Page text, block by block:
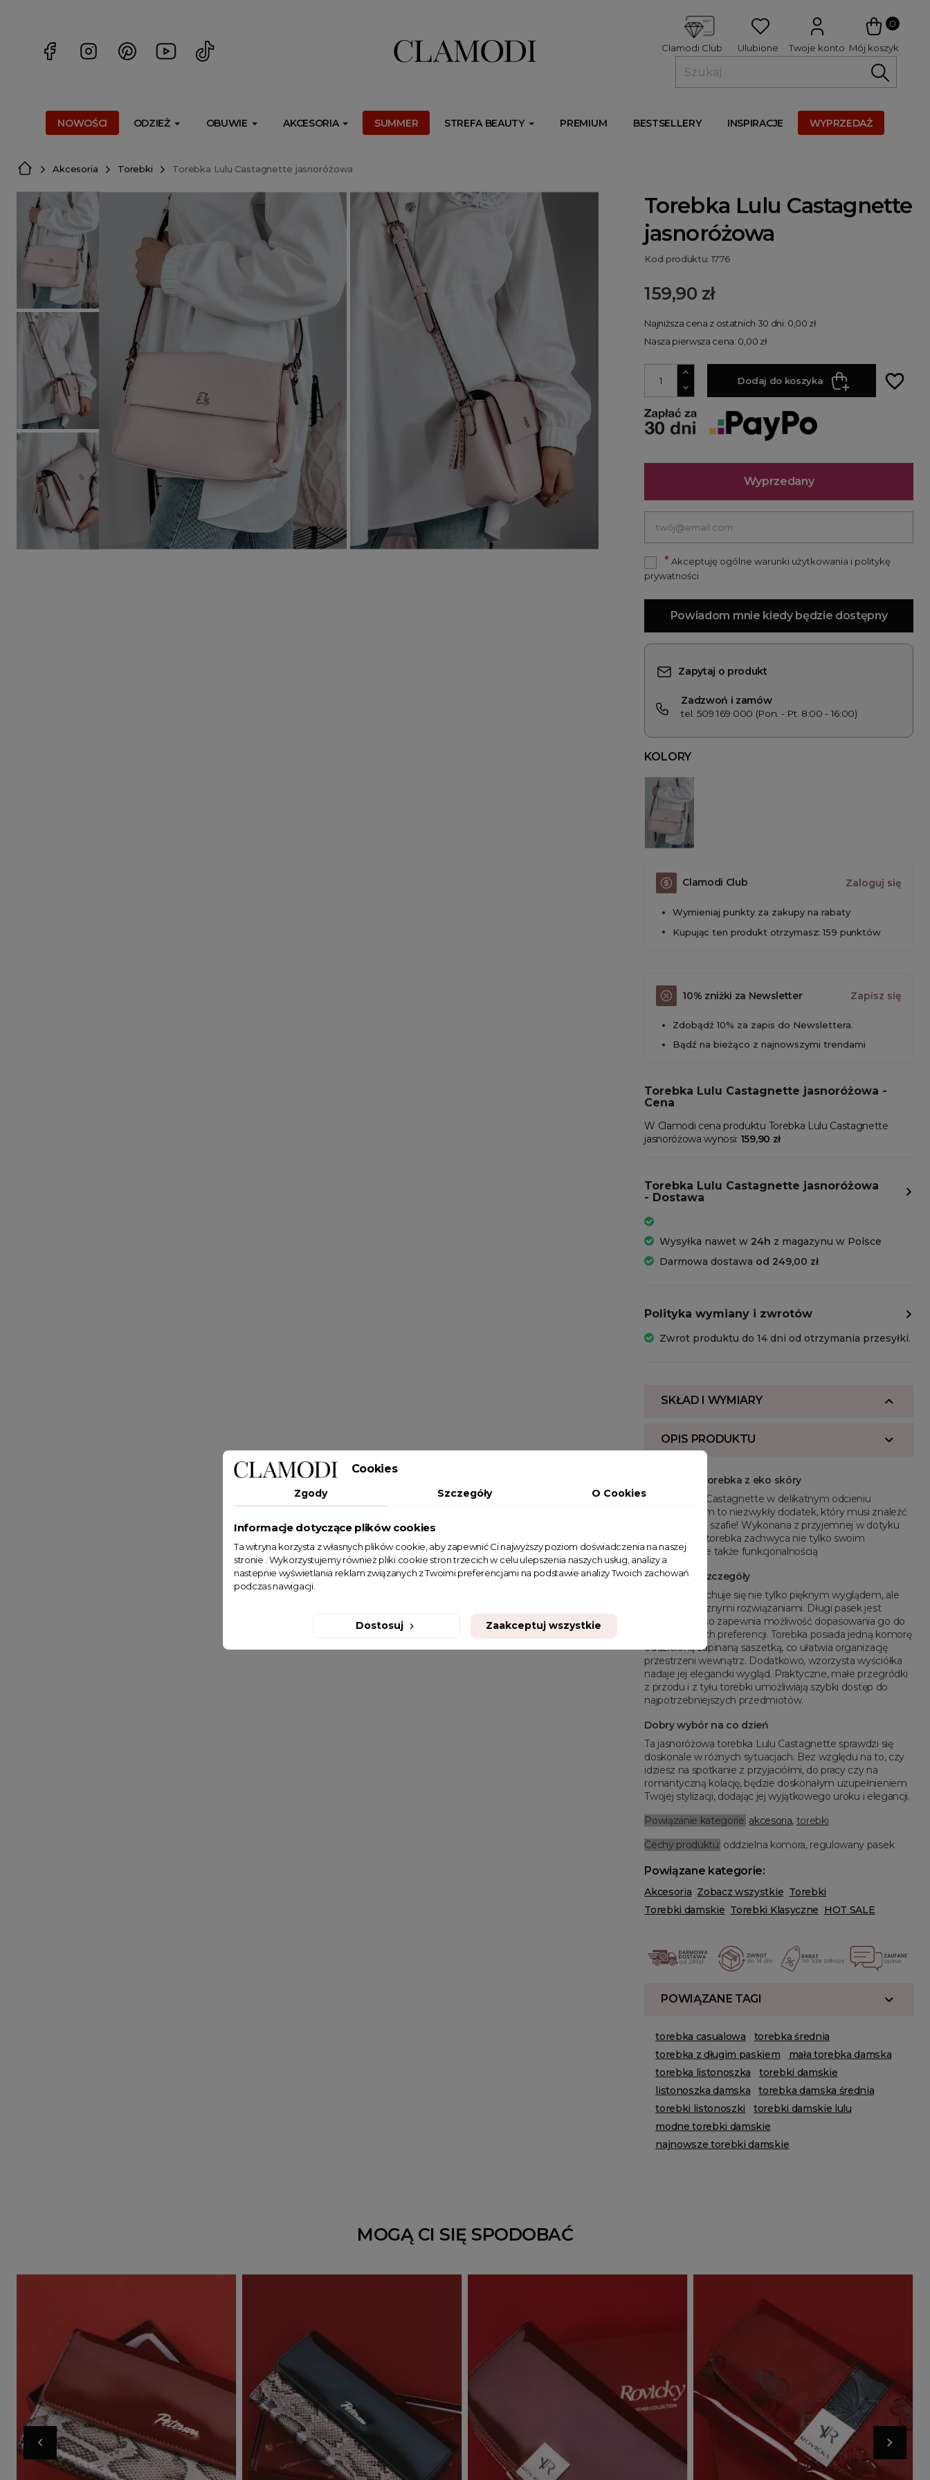
0
Mój koszyk
Twoje konto
Ulubione
Clamodi Club
NOWOŚCI ODZIEŻ OBUWIE AKCESORIA SUMMER STREFA BEAUTY PREMIUM BESTSELLERY INSPIRACJE WYPRZEDAŻ
Akcesoria Torebki Torebka Lulu Castagnette jasnoróżowa
Torebka Lulu Castagnette
jasnoróżowa
Kod produktu: 1776
159,90 zł
Najniższa cena z ostatnich 30 dni: 0,00 zł
Nasza pierwsza cena: 0,00 zł
Dodaj do koszyka favorite_border
Wyprzedany
* Akceptuję ogólne warunki użytkowania i politykę
prywatności
Powiadom mnie kiedy będzie dostępny
Zapytaj o produkt
Zadzwoń i zamów
tel. 509 169 000 (Pon. - Pt. 8:00 - 16:00)
KOLORY
Clamodi Club Zaloguj się
Wymieniaj punkty za zakupy na rabaty
Kupując ten produkt otrzymasz: 159 punktów
10% zniżki za Newsletter Zapisz się
Zdobądź 10% za zapis do Newslettera.
Bądź na bieżąco z najnowszymi trendami
Torebka Lulu Castagnette jasnoróżowa -
Cena
W Clamodi cena produktu Torebka Lulu Castagnette
jasnoróżowa wynosi: 159,90 zł
Torebka Lulu Castagnette jasnoróżowa
- Dostawa
Wysyłka nawet w 24h z magazynu w Polsce
Darmowa dostawa od 249,00 zł
Polityka wymiany i zwrotów
Zwrot produktu do 14 dni od otrzymania przesyłki.
SKŁAD I WYMIARY
OPIS PRODUKTU
Wyjątkowa torebka z eko skóry
Torebka Lulu Castagnette w delikatnym odcieniu
Jasnoróżowym to niezwykły dodatek, który musi znaleźć
się w kobiecej szafie! Wykonana z przyjemnej w dotyku
eko-skóry, ta torebka zachwyca nie tylko swoim
wyglądem, ale także funkcjonalnością
wyjątkowe szczegóły
Model ten cechuje się nie tylko pięknym wyglądem, ale
także praktycznymi rozwiązaniami. Długi pasek jest
regulowany, co zapewnia możliwość dopasowania go do
indywidualnych preferencji. Torebka posiada jedną komorę
oddzieloną zapinaną saszetką, co ułatwia organizację
przestrzeni wewnątrz. Dodatkowo, wzorzysta wyściółka
nadaje jej elegancki wygląd. Praktyczne, małe przegródki
z przodu i z tyłu torebki umożliwiają szybki dostęp do
najpotrzebniejszych przedmiotów.
Dobry wybór na co dzień
Ta jasnoróżowa torebka Lulu Castagnette sprawdzi się
doskonale w różnych sytuacjach. Bez względu na to, czy
idziesz na spotkanie z przyjaciółmi, do pracy czy na
romantyczną kolację, będzie doskonałym uzupełnieniem
Twojej stylizacji, dodając jej wyjątkowego uroku i elegancji.
Powiązanie kategorie: akcesoria, torebki
Cechy produktu: oddzielna komora, regulowany pasek
Powiązane kategorie:
Akcesoria Zobacz wszystkie Torebki
Torebki damskie Torebki Klasyczne HOT SALE
POWIĄZANE TAGI
torebka casualowa
torebka średnia
torebka z długim paskiem
mała torebka damska
torebka listonoszka
torebki damskie
listonoszka damska
torebka damska średnia
torebki listonoszki
torebki damskie lulu
modne torebki damskie
najnowsze torebki damskie
MOGĄ CI SIĘ SPODOBAĆ
Cookies
Zgody Szczegóły O Cookies
Informacje dotyczące plików cookies
Ta witryna korzysta z własnych plików cookie, aby zapewnić Ci najwyższy poziom doświadczenia na naszej
stronie . Wykorzystujemy również pliki cookie stron trzecich w celu ulepszenia naszych usług, analizy a
nastepnie wyświetlania reklam związanych z Twoimi preferencjami na podstawie analizy Twoich zachowań
podczas nawigacji.
Dostosuj Zaakceptuj wszystkie